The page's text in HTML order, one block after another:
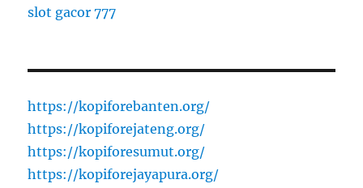
slot gacor 777
https://kopiforebanten.org/
https://kopiforejateng.org/
https://kopiforesumut.org/
https://kopiforejayapura.org/